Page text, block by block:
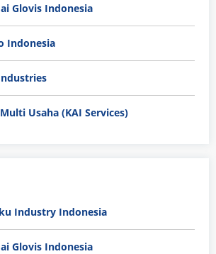
Glovis Indonesia
Indonesia
Usaha (KAI Services)
Industry Indonesia
Glovis Indonesia